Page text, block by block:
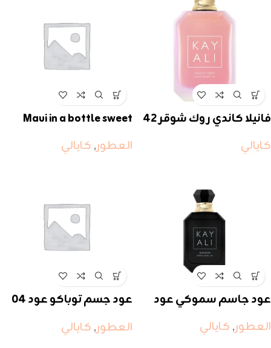
فانيلا كاندي روك شوقر ٤٢
كايالي
Maui in a bottle sweet
العطور, كايالي
عود جاسم سموكي عود
العطور, كايالي
عود جسم توباكو عود 04
العطور, كايالي